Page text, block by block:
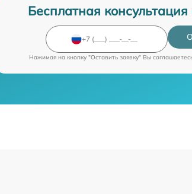
Бесплатная
Нажимая на кнопку "Оставить заявку" Вы